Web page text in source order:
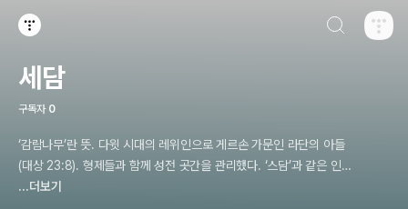
세담
구독자 0
‘감람나무’란 뜻. 다윗 시대의 레위인으로 게르손 가문인 라단의 아들
(대상 23:8). 형제들과 함께 성전 곳간을 관리했다. ‘스담’과 같은 인
물로 본다(대상 26:22). 세담 [Zetham] (라이프성경사전)
...더보기